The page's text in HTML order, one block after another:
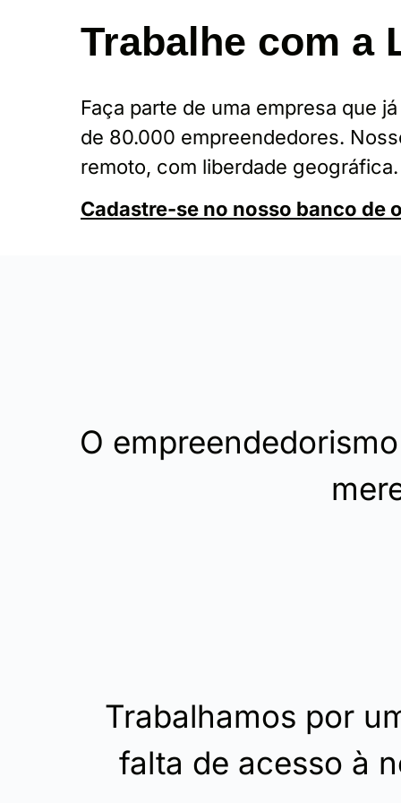
Trabalhe com a
Faça parte de uma empresa que
de 80.000 empreendedores.
remoto, com liberdade geográfica.
Cadastre-se no nosso banco de
O
Trabalhamos por
falta de acesso à